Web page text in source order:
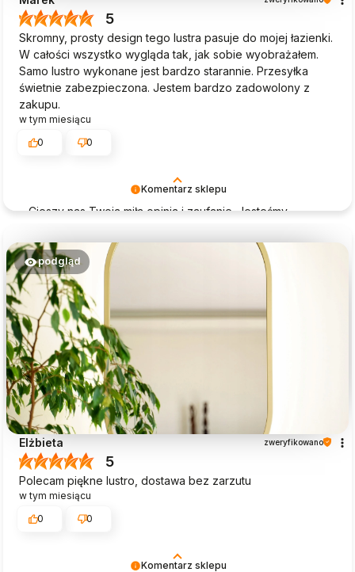
Komentarz sklepu
Cieszy nas Twoja miła opinia i zaufanie. Jesteśmy
pozdrowieniami, obsługa sklepu Magia Lustra.
5
Skromny, prosty design tego lustra pasuje do mojej łazienki.
W całości wszystko wygląda tak, jak sobie wyobrażałem.
Samo lustro wykonane jest bardzo starannie. Przesyłka
świetnie zabezpieczona. Jestem bardzo zadowolony z
zakupu.
w tym miesiącu
0
0
Komentarz sklepu
podgląd
Elżbieta zweryfikowano
5
Polecam piękne lustro, dostawa bez zarzutu
w tym miesiącu
0
0